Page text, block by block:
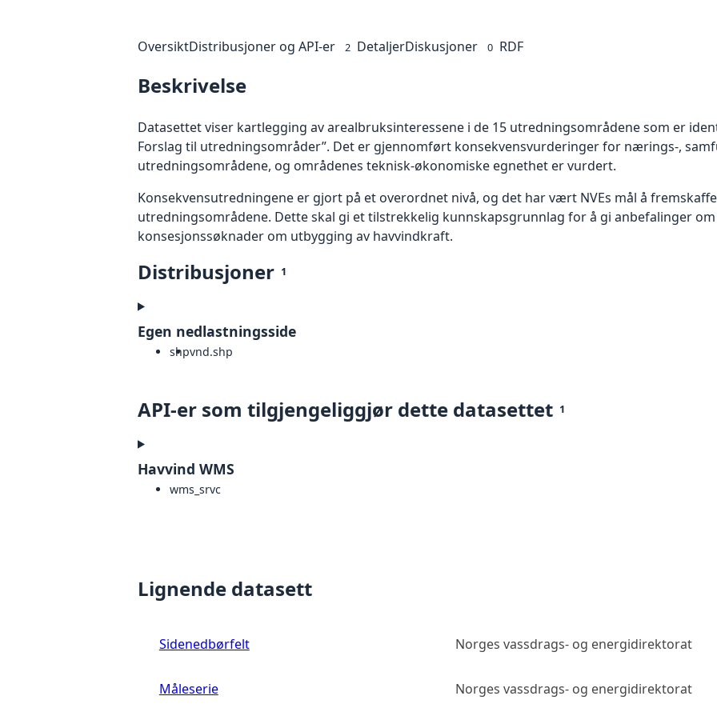
OversiktDistribusjoner og API-er 2 DetaljerDiskusjoner 0 RDF
Beskrivelse
Datasettet viser kartlegging av arealbruksinteressene i de 15 utredningsområdene som er
Forslag til utredningsområder”. Det er gjennomført konsekvensvurderinger for nærings-,
utredningsområdene, og områdenes teknisk-økonomiske egnethet er vurdert.
Konsekvensutredningene er gjort på et overordnet nivå, og det har vært NVEs mål å
utredningsområdene. Dette skal gi et tilstrekkelig kunnskapsgrunnlag for å gi anbefalinger
konsesjonssøknader om utbygging av havvindkraft.
Distribusjoner 1
Egen nedlastningsside
shpvnd.shp
API-er som tilgjengeliggjør dette datasettet 1
Havvind WMS
wms_srvc
Lignende datasett
Sidenedbørfelt Norges vassdrags- og energidirektorat
Måleserie Norges vassdrags- og energidirektorat